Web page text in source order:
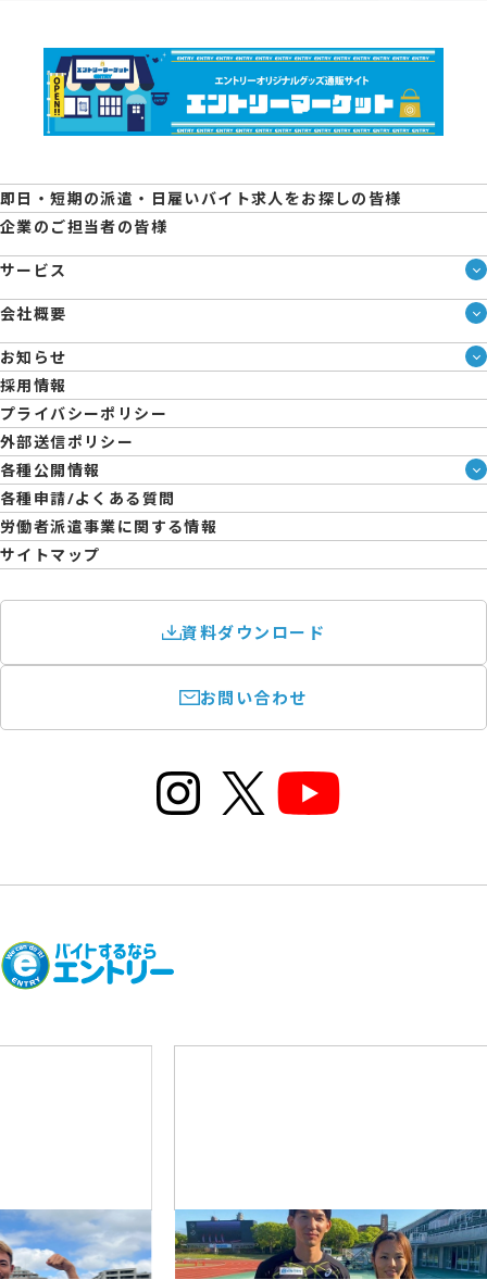
即日・短期の派遣・日雇いバイト求人をお探しの皆様
企業のご担当者の皆様
サービス
サービス一覧
即日・単発のバイト探しは「スマジョブ」
シェアジョブ農業
エントリーマーケット
会社概要
会社概要
メディア情報
人材派遣について
コーポレートガバナンス
拠点一覧
日雇派遣の原則禁止について
エントリーのサポートについて
お知らせ
ブログ
企業様向けお役立ちブログ
採用情報
プライバシーポリシー
外部送信ポリシー
各種公開情報
ハラスメント防止・対策方針
育児休業取得率および職場復帰率報告書
各種申請/よくある質問
労働者派遣事業に関する情報
サイトマップ
資料ダウンロード
お問い合わせ
02─08